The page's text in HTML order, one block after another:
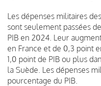
Les dépenses militaires
sont seulement passées
PIB en 2024. Leur
en France et de 0,3 point
1,0 point de PIB ou plus
la Suède. Les dépenses
pourcentage du PIB.